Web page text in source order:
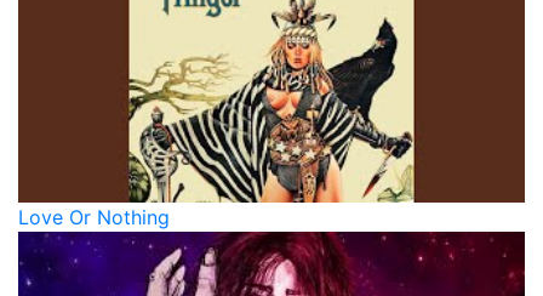
Love Or Nothing